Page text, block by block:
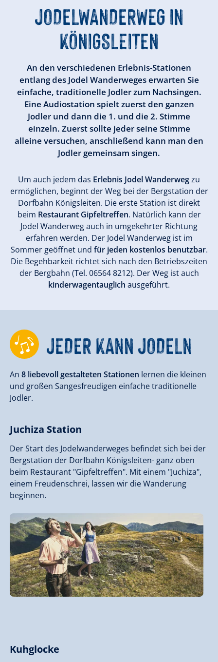
JODELWANDERWEGIN
KÖNIGSLEITEN
An den verschiedenen Erlebnis-Stationen
entlang des Jodel Wanderweges erwarten Sie
einfache, traditionelle Jodler zum Nachsingen.
Eine Audiostation spielt zuerst den ganzen
Jodler und dann die 1. und die 2. Stimme
einzeln. Zuerst sollte jeder seine Stimme
alleine versuchen, anschließend kann man den
Jodler gemeinsam singen.
Um auch jedem das Erlebnis Jodel Wanderwegzu
ermöglichen, beginnt der Weg bei der Bergstation der
Dorfbahn Königsleiten. Die erste Station ist direkt
beim Restaurant Gipfeltreffen. Natürlich kann der
Jodel Wanderweg auch in umgekehrter Richtung
erfahren werden. Der Jodel Wanderweg ist im
Sommer geöffnet und für jeden kostenlos benutzbar.
Die Begehbarkeit richtet sich nach den Betriebszeiten
der Bergbahn (Tel. 06564 8212). Der Weg ist auch
kinderwagentauglich ausgeführt.
JEDER KANN JODELN
An 8 liebevoll gestalteten Stationen lernen die kleinen
und großen Sangesfreudigen einfache traditionelle
Jodler.
Juchiza Station
Der Start des Jodelwanderweges befindet sich bei der
Bergstation der Dorfbahn Königsleiten- ganz oben
beim Restaurant "Gipfeltreffen". Mit einem "Juchiza",
einem Freudenschrei, lassen wir die Wanderung
beginnen.
Kuhglocke